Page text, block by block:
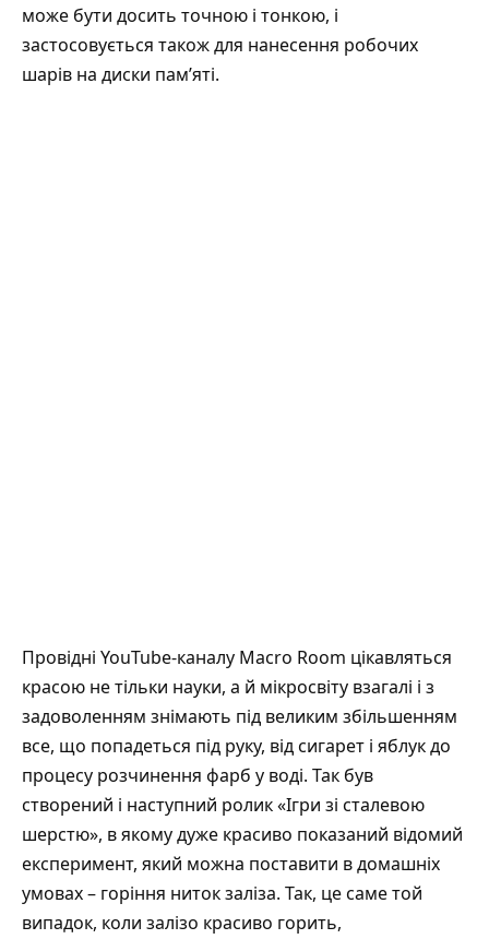
може бути досить точною і тонкою, і
застосовується також для нанесення робочих
шарів на диски пам’яті.
Провідні YouTube-каналу Macro Room цікавляться
красою не тільки науки, а й мікросвіту взагалі і з
задоволенням знімають під великим збільшенням
все, що попадеться під руку, від сигарет і яблук до
процесу розчинення фарб у воді. Так був
створений і наступний ролик «Ігри зі сталевою
шерстю», в якому дуже красиво показаний відомий
експеримент, який можна поставити в домашніх
умовах – горіння ниток заліза. Так, це саме той
випадок, коли залізо красиво горить,